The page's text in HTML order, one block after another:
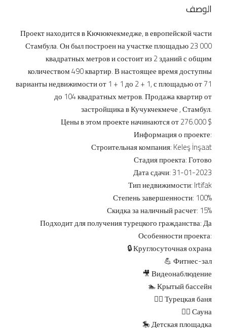
الوصف
Проект находится в Кючюкчекмедже, в европейской части
Стамбула. Он был построен на участке площадью 23 000
квадратных метров и состоит из 2 зданий с общим
количеством 490 квартир. В настоящее время доступны
варианты недвижимости от 1 + 1 до 2 + 1, с площадью от 71
до 104 квадратных метров. Продажа квартир от
застройщика в Кучукчекмече , Стамбул.
Цены в этом проекте начинаются от 276.000 $
Информация о проекте:
Строительная компания: Keleş İnşaat
Стадия проекта: Готово
Дата сдачи: 31-01-2023
Тип недвижимости: Irtifak
Степень завершенности: 100%
Скидка за наличный расчет: 15%
Подходит для получения турецкого гражданства: Да
Особенности проекта:
🔒 Круглосуточная охрана
💪 Фитнес-зал
🎥 Видеонаблюдение
🏊 Крытый бассейн
🧖‍♂️ Турецкая баня
🧖‍♀️ Сауна
🎠 Детская площадка